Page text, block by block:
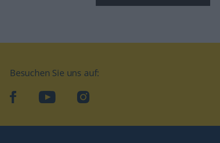
Besuchen Sie uns auf:
facebookYouTube Instagram